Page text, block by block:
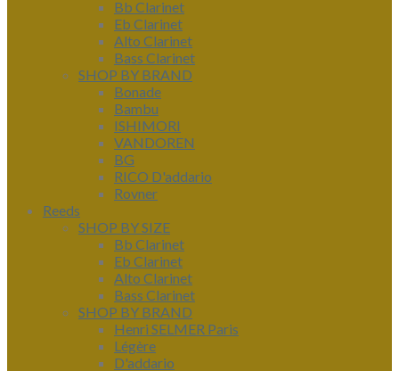
Bb Clarinet
Eb Clarinet
Alto Clarinet
Bass Clarinet
SHOP BY BRAND
Bonade
Bambu
ISHIMORI
VANDOREN
BG
RICO D'addario
Rovner
Reeds
SHOP BY SIZE
Bb Clarinet
Eb Clarinet
Alto Clarinet
Bass Clarinet
SHOP BY BRAND
Henri SELMER Paris
Légère
D'addario